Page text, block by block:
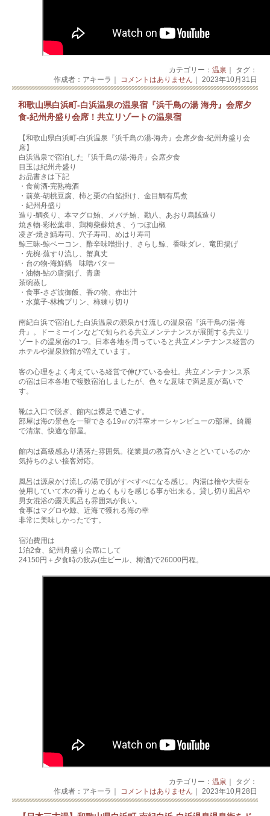
カテゴリー： 温泉 ｜ タグ：
作成者：アキーラ｜ コメントはありません ｜ 2023年10月31日
和歌山県白浜町‐白浜温泉の温泉宿『浜千鳥の湯 海舟』会席夕
食‐紀州舟盛り会席！共立リゾートの温泉宿
【和歌山県白浜町‐白浜温泉『浜千鳥の湯-海舟』会席夕食‐紀州舟盛り会
席】
白浜温泉で宿泊した『浜千鳥の湯-海舟』会席夕食
目玉は紀州舟盛り
お品書きは下記
・食前酒-完熟梅酒
・前菜-胡桃豆腐、柿と栗の白餡掛け、金目鯛有馬煮
・紀州舟盛り
造り‐鯛炙り、本マグロ鮪、メバチ鮪、勘八、あおり烏賊造り
焼き物-彩松葉串、鶏梅柴蘇焼き、うつぼ山椒
凌ぎ‐焼き鯖寿司、穴子寿司、めはり寿司
鯨三昧‐鯨ベーコン、酢辛味噌掛け、さらし鯨、香味ダレ、竜田揚げ
・先椀-蕪すり流し、蟹真丈
・台の物-海鮮鍋 味噌バター
・油物-鮎の唐揚げ、青唐
茶碗蒸し
・食事-さざ波御飯、香の物、赤出汁
・水菓子-林檎プリン、柿練り切り
南紀白浜で宿泊した白浜温泉の源泉かけ流しの温泉宿『浜千鳥の湯-海
舟』。ドーミーインなどで知られる共立メンテナンスが展開する共立リ
ゾートの温泉宿の1つ。日本各地を周っていると共立メンテナンス経営の
ホテルや温泉旅館が増えています。
客の心理をよく考えている経営で伸びている会社。共立メンテナンス系
の宿は日本各地で複数宿泊しましたが、色々な意味で満足度が高いで
す。
靴は入口で脱ぎ、館内は裸足で過ごす。
部屋は海の景色を一望できる19㎡の洋室オーシャンビューの部屋。綺麗
で清潔、快適な部屋。
館内は高級感あり洒落た雰囲気。従業員の教育がいきとどいているのか
気持ちのよい接客対応。
風呂は源泉かけ流しの湯で肌がすべすべになる感じ。内湯は檜や大樹を
使用していて木の香りとぬくもりを感じる事が出来る。貸し切り風呂や
男女混浴の露天風呂も雰囲気が良い。
食事はマグロや鯨、近海で獲れる海の幸
非常に美味しかったです。
宿泊費用は
1泊2食、紀州舟盛り会席にして
24150円＋夕食時の飲み(生ビール、梅酒)で26000円程。
カテゴリー： 温泉 ｜ タグ：
作成者：アキーラ｜ コメントはありません ｜ 2023年10月28日